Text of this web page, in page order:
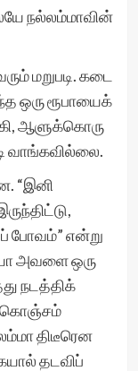
நல்லம்மாவின்
மறுபடி. கடை
ஒரு ரூபாயைக்
ஆளுக்கொரு
வாங்கவில்லை.
“இனி
போவம்” என்று
அவளை ஒரு
நடத்திக்
கொஞ்சம்
திடீரென
தடவிப்